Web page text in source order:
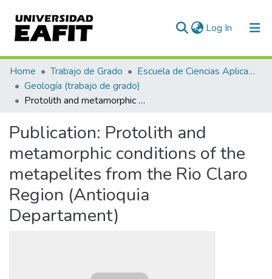
Log In (current)
Communities & Collections
All of DSpace
Home Trabajo de Grado
Escuela de Ciencias Aplicadas e Ingeniería
Geología (trabajo de grado)
Protolith and metamorphic conditions of the metapelites from the Rio Claro Region (Antioquia Departament)
Publication: Protolith and
metamorphic conditions of the
metapelites from the Rio Claro
Region (Antioquia
Departament)